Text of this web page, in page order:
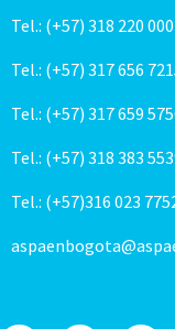
Tel.: (+57) 318 220
Tel.: (+57) 317 656
Tel.: (+57) 317 659
Tel.: (+57) 318 383
Tel.: (+57)316 023